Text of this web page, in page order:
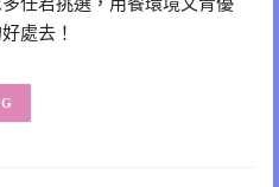
處去！